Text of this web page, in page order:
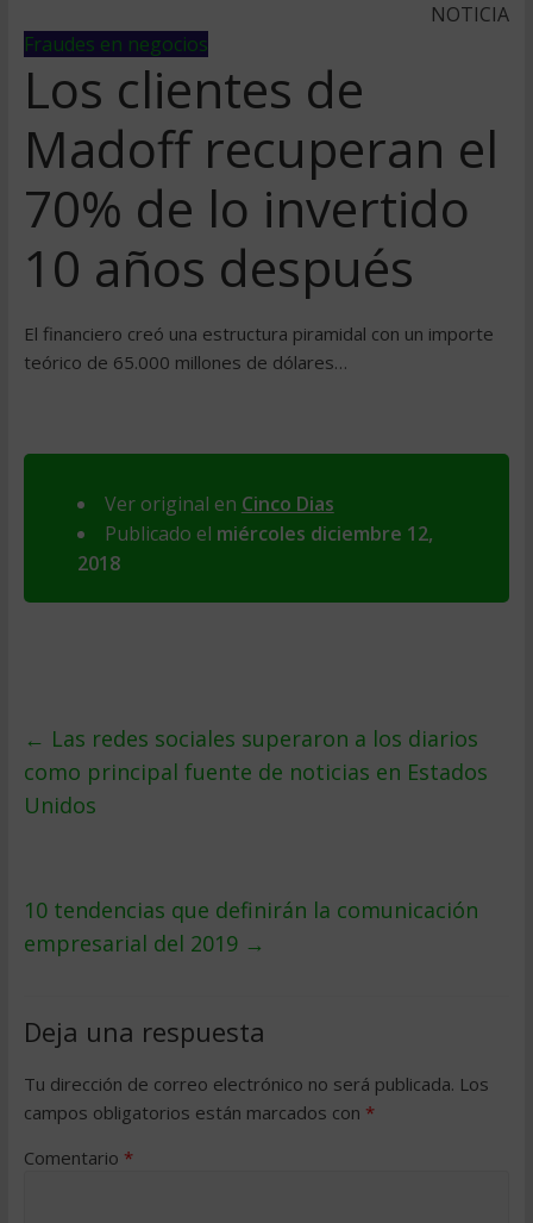
NOTICIA
Fraudes en negocios
Los clientes de
Madoff recuperan el
70% de lo invertido
10 años después
El financiero creó una estructura piramidal con un importe
teórico de 65.000 millones de dólares…
Ver original en Cinco Dias
Publicado el miércoles diciembre 12,
2018
← Las redes sociales superaron a los diarios
como principal fuente de noticias en Estados
Unidos
10 tendencias que definirán la comunicación
empresarial del 2019 →
Deja una respuesta
Tu dirección de correo electrónico no será publicada. Los
campos obligatorios están marcados con *
Comentario *